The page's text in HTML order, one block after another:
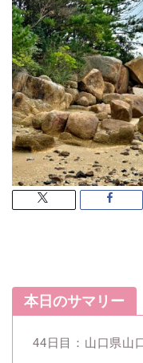
本日のサマリー
44日目：山口県山